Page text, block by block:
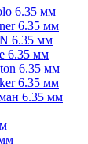
6.35 мм
6.35 мм
6.35 мм
6.35 мм
6.35 мм
6.35 мм
6.35 мм